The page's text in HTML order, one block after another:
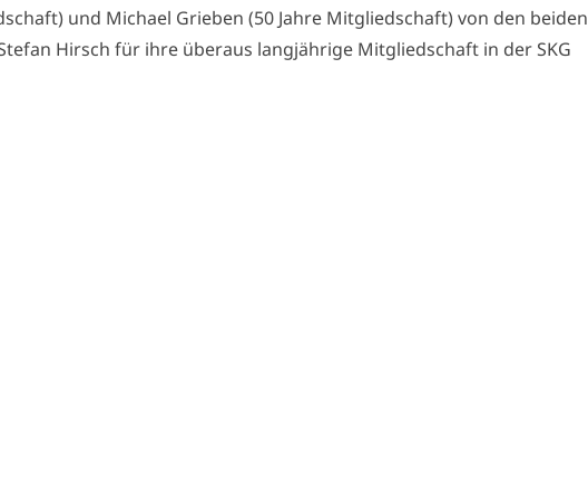
und Michael Grieben (50 Jahre Mitgliedschaft) von den beiden
Hirsch für ihre überaus langjährige Mitgliedschaft in der SKG